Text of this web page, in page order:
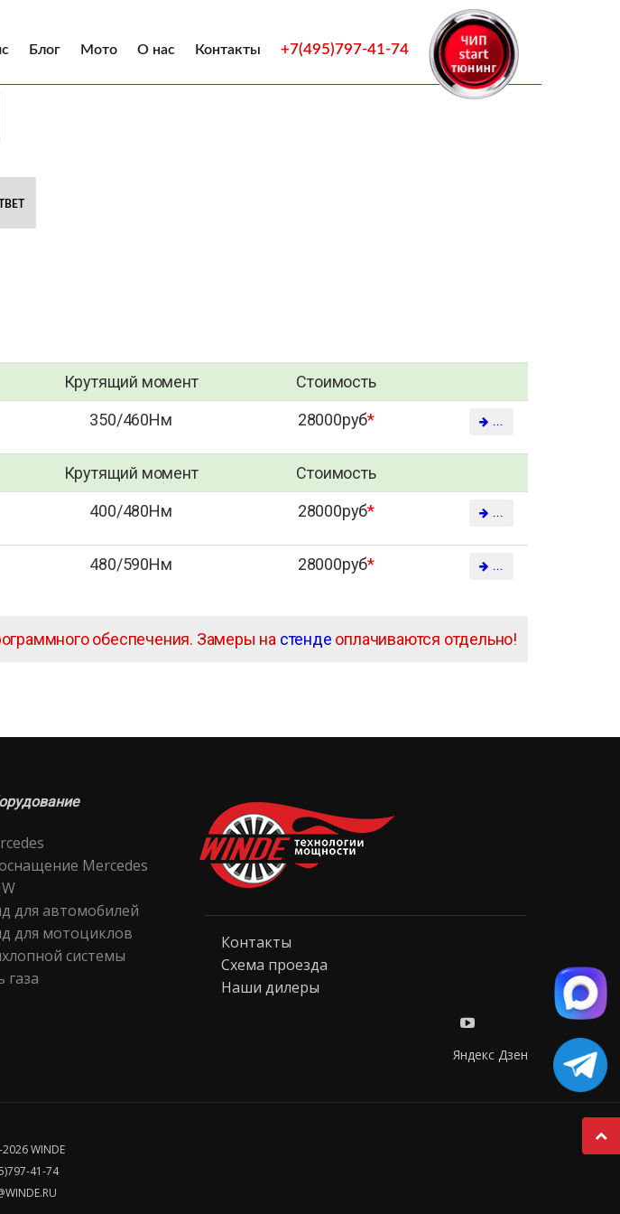
Блог Мото О нас Контакты +7(495)797-41-74
Крутящий момент
Стоимость
350/460Нм 28000руб* ...
Крутящий момент
Стоимость
400/480Нм 28000руб* ...
480/590Нм 28000руб* ...
обеспечения. Замеры на стенде оплачиваются отдельно!
Mercedes
для автомобилей
для мотоциклов
системы
газа
Контакты
Схема проезда
Наши дилеры
Яндекс Дзен
WINDE
41-74